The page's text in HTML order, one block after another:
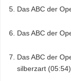
Das ABC der
Das ABC der
Das ABC der
silberzart (05:54)